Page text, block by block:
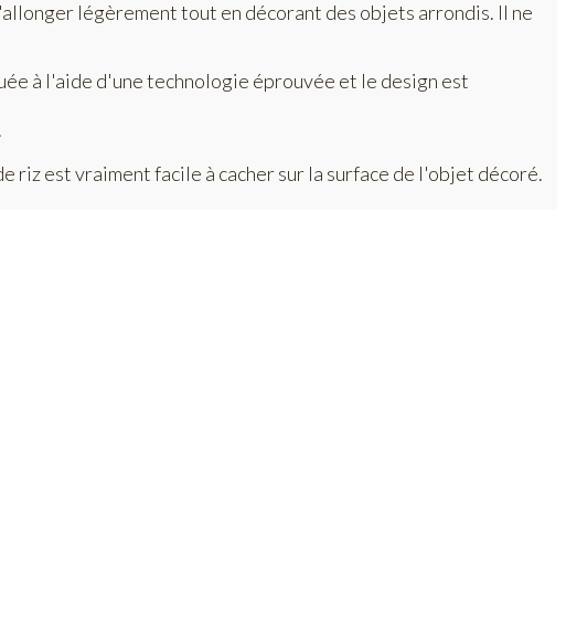
légèrement tout en décorant des objets arrondis. Il ne
à l'aide d'une technologie éprouvée et le design est
riz est vraiment facile à cacher sur la surface de l'objet décoré.